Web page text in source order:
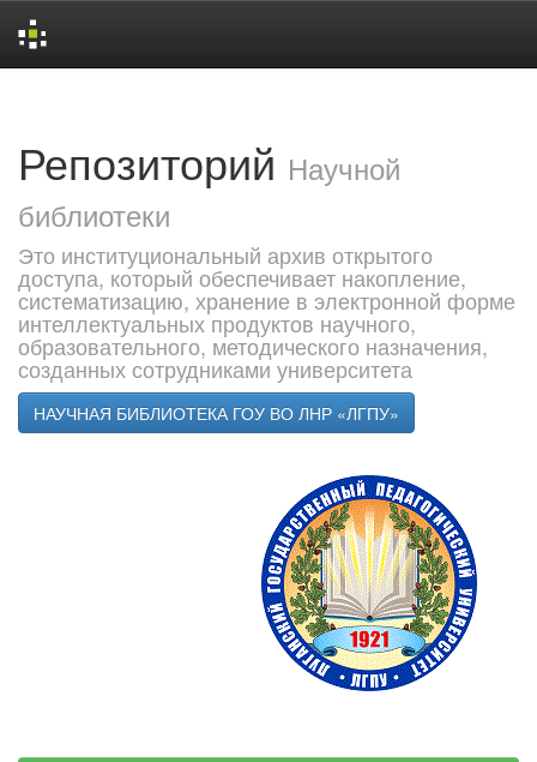
Репозиторий Научной
библиотеки
Это институциональный архив открытого
доступа, который обеспечивает накопление,
систематизацию, хранение в электронной форме
интеллектуальных продуктов научного,
образовательного, методического назначения,
созданных сотрудниками университета
НАУЧНАЯ БИБЛИОТЕКА ГОУ ВО ЛНР «ЛГПУ»